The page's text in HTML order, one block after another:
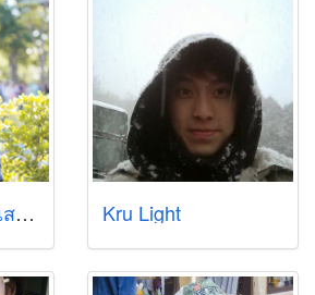
จาฏุุพัจน์ ชัยประเสริฐ (ไพร์ซ) Kru Light